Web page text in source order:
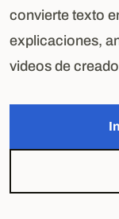
convierte texto
explicaciones,
videos de